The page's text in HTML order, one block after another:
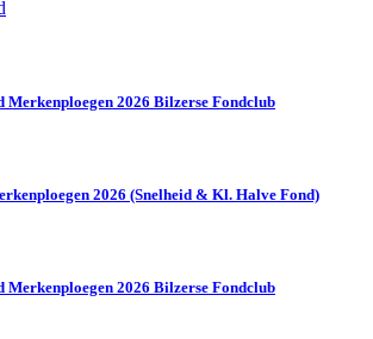
Merkenploegen 2026 Bilzerse Fondclub
2026 (Snelheid & Kl. Halve Fond)
Merkenploegen 2026 Bilzerse Fondclub